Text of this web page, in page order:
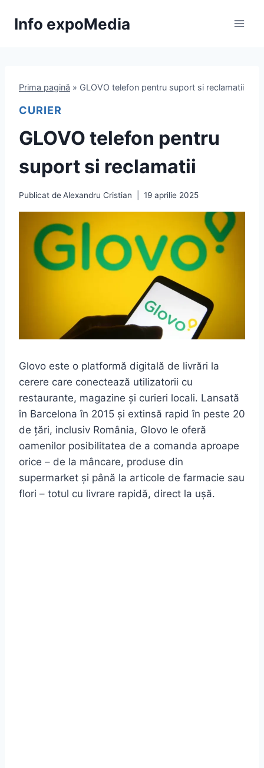
Info expoMedia
Prima pagină » GLOVO telefon pentru suport si reclamatii
CURIER
GLOVO telefon pentru
suport si reclamatii
Publicat deAlexandru Cristian 19 aprilie 2025
Glovo este o platformă digitală de livrări la
cerere care conectează utilizatorii cu
restaurante, magazine și curieri locali. Lansată
în Barcelona în 2015 și extinsă rapid în peste 20
de țări, inclusiv România, Glovo le oferă
oamenilor posibilitatea de a comanda aproape
orice – de la mâncare, produse din
supermarket și până la articole de farmacie sau
flori – totul cu livrare rapidă, direct la ușă.